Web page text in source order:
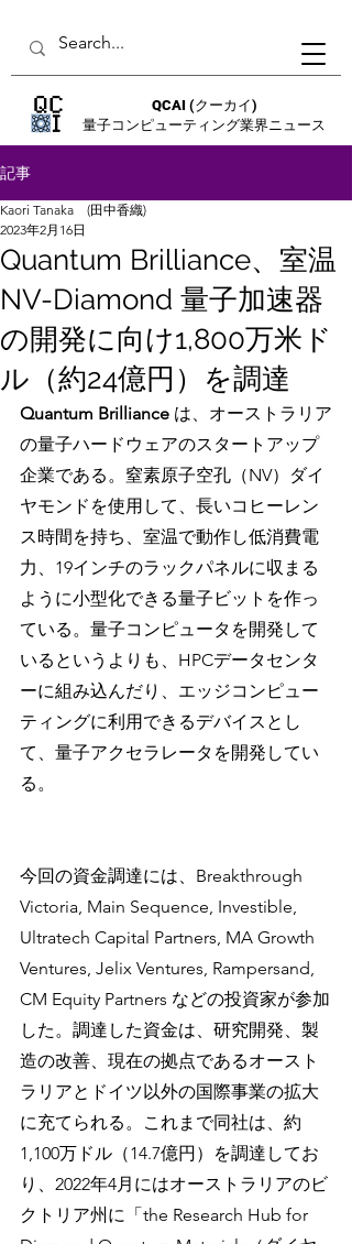
QCAI (クーカイ)
量子コンピューティング業界ニュース
記事
Quantum Brilliance、室温
NV-Diamond 量子加速器
の開発に向け1,800万米ド
ル（約24億円）を調達
Kaori Tanaka (田中香織)
2023年2月16日
Quantum Brilliance は、オーストラリア
の量子ハードウェアのスタートアップ
企業である。窒素原子空孔（NV）ダイ
ヤモンドを使用して、長いコヒーレン
ス時間を持ち、室温で動作し低消費電
力、19インチのラックパネルに収まる
ように小型化できる量子ビットを作っ
ている。量子コンピュータを開発して
いるというよりも、HPCデータセンタ
ーに組み込んだり、エッジコンピュー
ティングに利用できるデバイスとし
て、量子アクセラレータを開発してい
る。
今回の資金調達には、Breakthrough
Victoria, Main Sequence, Investible,
Ultratech Capital Partners, MA Growth
Ventures, Jelix Ventures, Rampersand,
CM Equity Partners などの投資家が参加
した。調達した資金は、研究開発、製
造の改善、現在の拠点であるオースト
ラリアとドイツ以外の国際事業の拡大
に充てられる。これまで同社は、約
1,100万ドル（14.7億円）を調達してお
り、2022年4月にはオーストラリアのビ
クトリア州に「the Research Hub for